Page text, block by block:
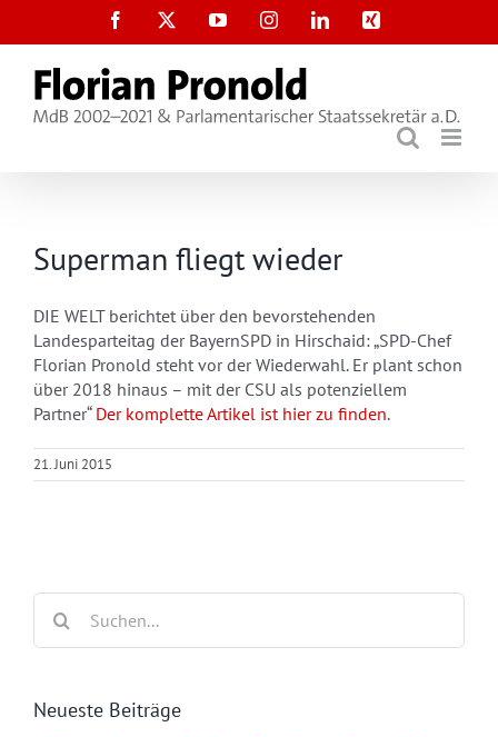
Facebook YouTubeInstagramLinkedInXing
Superman fliegt wieder
DIE WELT berichtet über den bevorstehenden
Landesparteitag der BayernSPD in Hirschaid: „SPD-Chef
Florian Pronold steht vor der Wiederwahl. Er plant schon
über 2018 hinaus – mit der CSU als potenziellem
Partner“ Der komplette Artikel ist hier zu finden.
21. Juni 2015
nach:
Neueste Beiträge